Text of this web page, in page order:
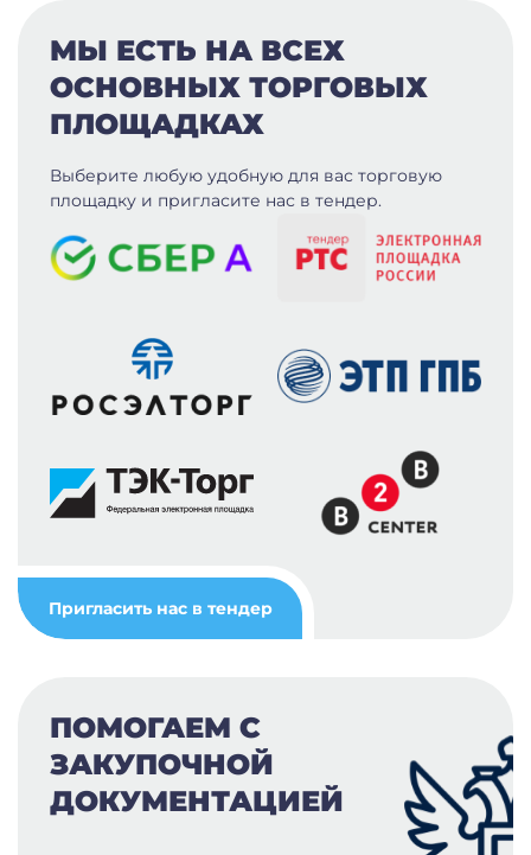
МЫ ЕСТЬ НА ВСЕХ
ОСНОВНЫХ ТОРГОВЫХ
ПЛОЩАДКАХ
Выберите любую удобную для вас торговую
площадку и пригласите нас в тендер.
Пригласить нас в тендер
ПОМОГАЕМ С
ЗАКУПОЧНОЙ
ДОКУМЕНТАЦИЕЙ